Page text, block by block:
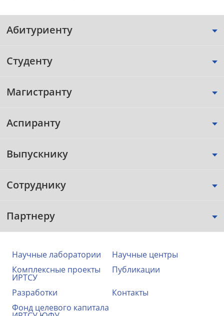
Абитуриенту
Студенту
Магистранту
Аспиранту
Выпускнику
Сотруднику
Партнеру
Научные лаборатории
Научные центры
Комплексные проекты
ИРТСУ
Публикации
Разработки
Контакты
Фонд целевого капитала